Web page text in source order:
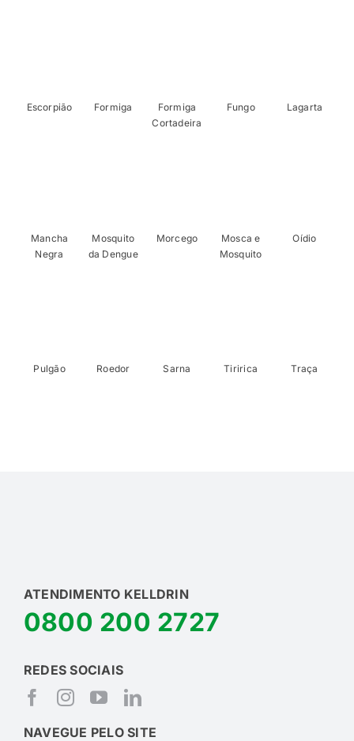
Escorpião Formiga
Formiga
Cortadeira
Fungo Lagarta
Mancha
Negra
Mosquito
da Dengue
Morcego
Mosca e
Mosquito
Oídio
Pulgão Roedor Sarna Tiririca Traça
ATENDIMENTO KELLDRIN
0800 200 2727
REDES SOCIAIS
NAVEGUE PELO SITE